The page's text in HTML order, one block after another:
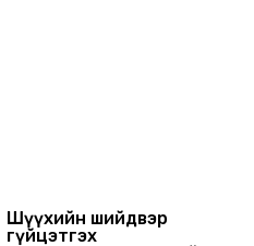
Шүүхийн шийдвэр
гүйцэтгэх